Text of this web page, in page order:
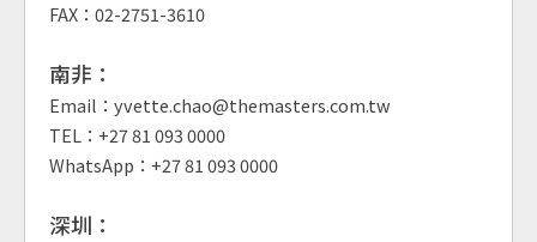
FAX：02-2751-3610
南非：
Email：yvette.chao@themasters.com.tw
TEL：+27 81 093 0000
WhatsApp：+27 81 093 0000
深圳：